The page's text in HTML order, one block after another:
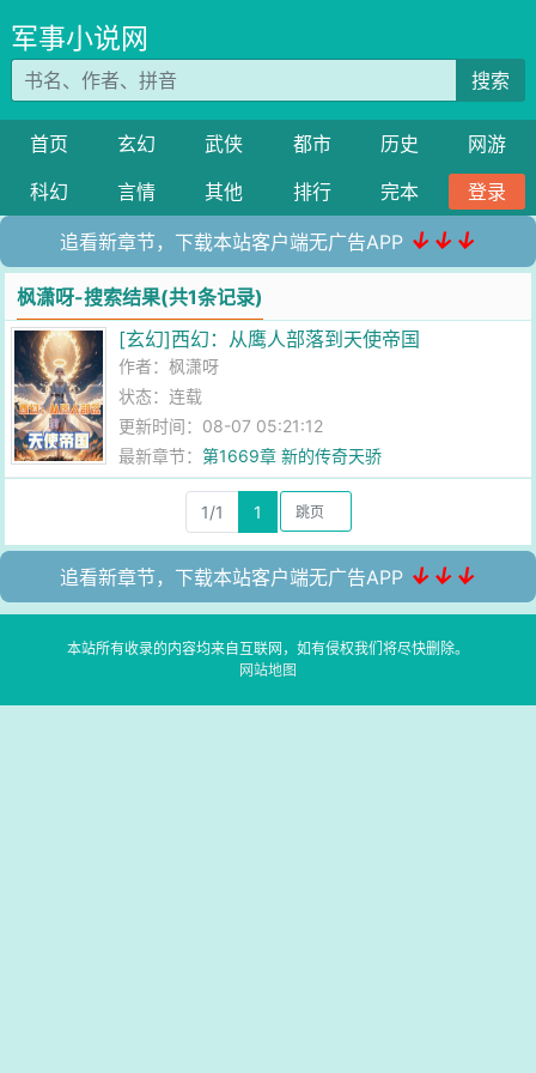
军事小说网
搜索
首页 玄幻 武侠 都市 历史
网游
科幻
言情 其他 排行 完本 登录
追看新章节，下载本站客户端无广告APP ↓↓↓
枫潇呀-搜索结果(共1条记录)
[玄幻]西幻：从鹰人部落到天使帝国
作者：枫潇呀
状态：连载
更新时间：08-07 05:21:12
最新章节：第1669章 新的传奇天骄
1/1 1
追看新章节，下载本站客户端无广告APP ↓↓↓
本站所有收录的内容均来自互联网，如有侵权我们将尽快删除。
网站地图